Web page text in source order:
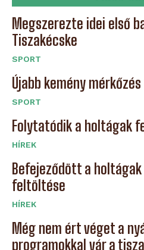
Megszerezte idei első
Tiszakécske
SPORT
Újabb kemény
SPORT
Folytatódik a holtágak
HÍREK
Befejeződött a
feltöltése
HÍREK
Még nem ért véget a
programokkal vár a